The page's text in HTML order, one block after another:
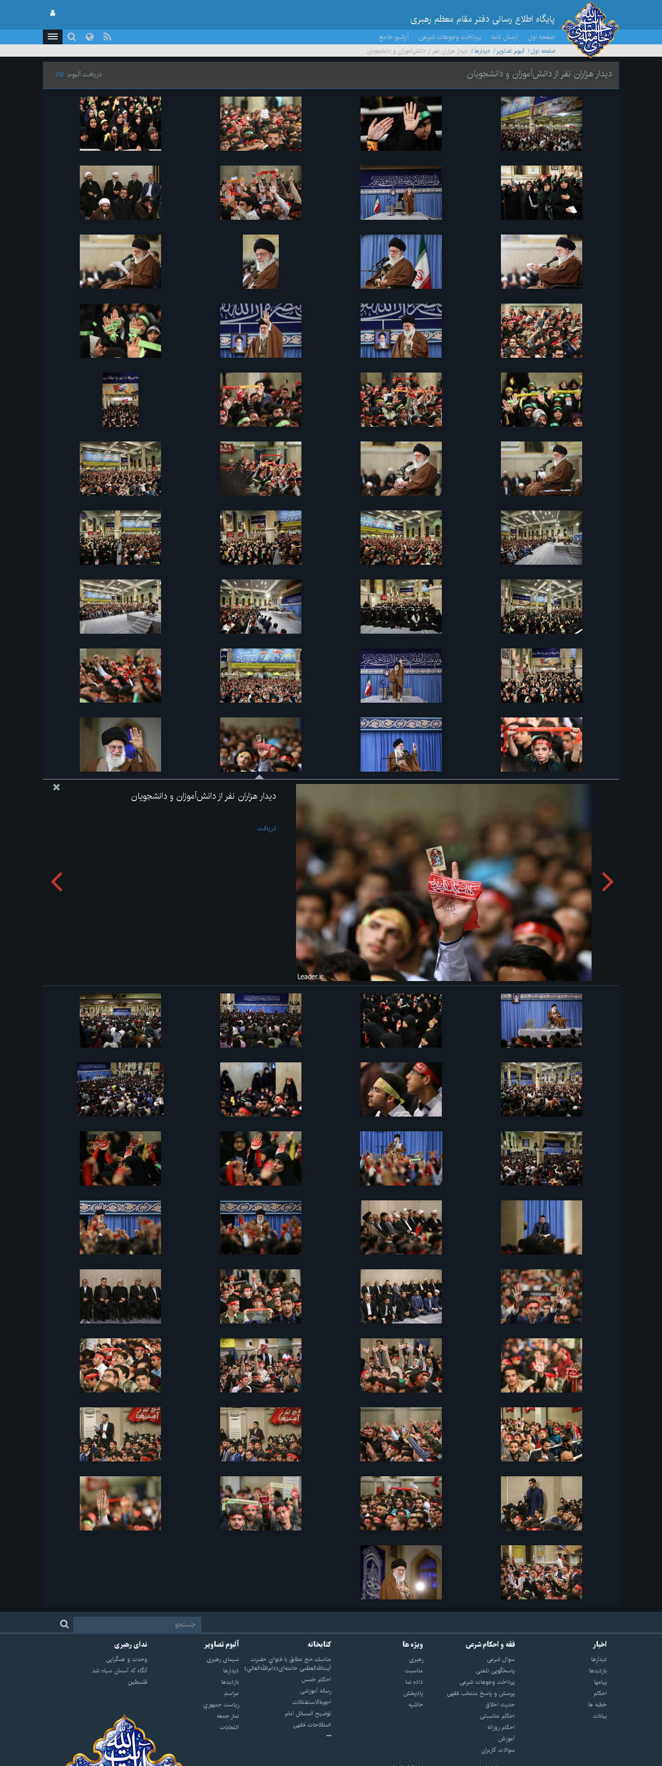
پایگاه اطلاع رسانی دفتر مقام معظم رهبری
صفحه اول ارسال نامه پرداخت وجوهات شرعی آرشیو جامع
صفحه اول آلبوم تصاویر ديدارها دیدار هزاران نفر از دانش‌آموزان و دانشجویان
دیدار هزاران نفر از دانش‌آموزان و دانشجویان دریافت آلبوم: zip
دیدار هزاران نفر از دانش‌آموزان و دانشجویان
دریافت
اخبار
دیدارها
بازديدها
پيامها
احكام
خطبه ها
بیانات
فقه و احکام شرعی
سوال شرعی
پاسخگویی تلفنی
پرداخت وجوهات شرعی
پرسش و پاسخ منتخب فقهی
حدیث اخلاق
احکام مناسبتی
احکام روزانه
آموزش
سوالات کاربران
ویژه ها
رهبری
مناسبت
داده نما
پادپخش
حاشیه
کتابخانه
مناسك حج مطابق با فتواي حضرت
آيت‌الله‌العظمى خامنه‌اى(دام‌ظلّه‌العالي)
احکام خمس
رساله آموزشی
اجوبة‌الاستفتائات
توضيح المسائل امام
اصطلاحات فقهى
آلبوم تصاویر
سيماى رهبرى
ديدارها
بازديدها
مراسم
رياست جمهوري
نماز جمعه
انتخابات
ندای رهبری
وحدت و همگرایی
آنگاه که آسمان سیاه شد
فلسطین